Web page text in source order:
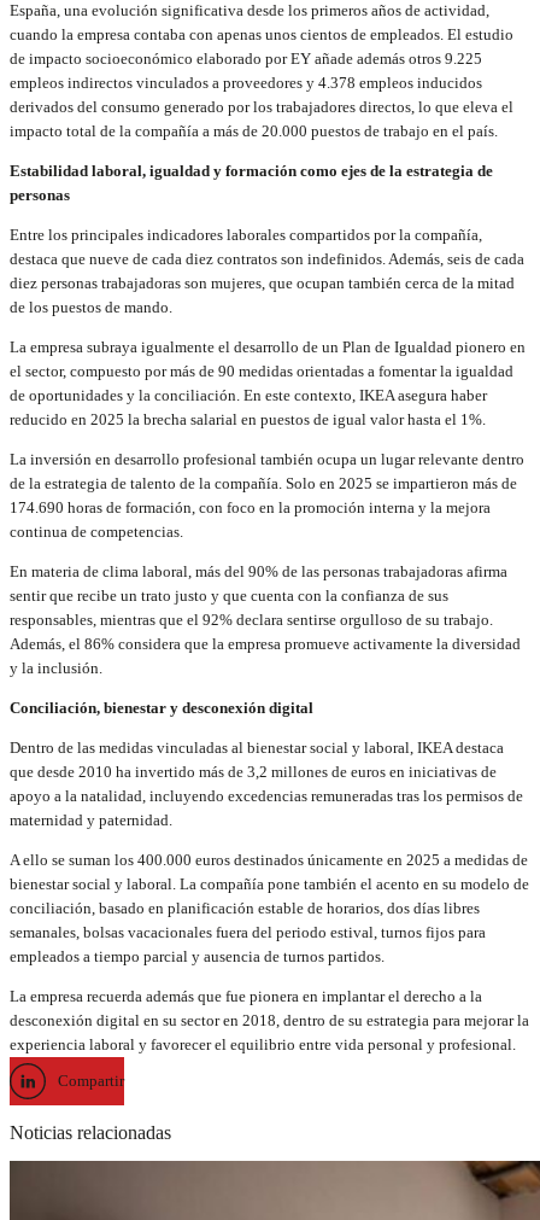
España, una evolución significativa desde los primeros años de actividad,
cuando la empresa contaba con apenas unos cientos de empleados. El estudio
de impacto socioeconómico elaborado por EY añade además otros 9.225
empleos indirectos vinculados a proveedores y 4.378 empleos inducidos
derivados del consumo generado por los trabajadores directos, lo que eleva el
impacto total de la compañía a más de 20.000 puestos de trabajo en el país.
Estabilidad laboral, igualdad y formación como ejes de la estrategia de
personas
Entre los principales indicadores laborales compartidos por la compañía,
destaca que nueve de cada diez contratos son indefinidos. Además, seis de cada
diez personas trabajadoras son mujeres, que ocupan también cerca de la mitad
de los puestos de mando.
La empresa subraya igualmente el desarrollo de un Plan de Igualdad pionero en
el sector, compuesto por más de 90 medidas orientadas a fomentar la igualdad
de oportunidades y la conciliación. En este contexto, IKEA asegura haber
reducido en 2025 la brecha salarial en puestos de igual valor hasta el 1%.
La inversión en desarrollo profesional también ocupa un lugar relevante dentro
de la estrategia de talento de la compañía. Solo en 2025 se impartieron más de
174.690 horas de formación, con foco en la promoción interna y la mejora
continua de competencias.
En materia de clima laboral, más del 90% de las personas trabajadoras afirma
sentir que recibe un trato justo y que cuenta con la confianza de sus
responsables, mientras que el 92% declara sentirse orgulloso de su trabajo.
Además, el 86% considera que la empresa promueve activamente la diversidad
y la inclusión.
Conciliación, bienestar y desconexión digital
Dentro de las medidas vinculadas al bienestar social y laboral, IKEA destaca
que desde 2010 ha invertido más de 3,2 millones de euros en iniciativas de
apoyo a la natalidad, incluyendo excedencias remuneradas tras los permisos de
maternidad y paternidad.
A ello se suman los 400.000 euros destinados únicamente en 2025 a medidas de
bienestar social y laboral. La compañía pone también el acento en su modelo de
conciliación, basado en planificación estable de horarios, dos días libres
semanales, bolsas vacacionales fuera del periodo estival, turnos fijos para
empleados a tiempo parcial y ausencia de turnos partidos.
La empresa recuerda además que fue pionera en implantar el derecho a la
desconexión digital en su sector en 2018, dentro de su estrategia para mejorar la
experiencia laboral y favorecer el equilibrio entre vida personal y profesional.
Compartir
Noticias relacionadas